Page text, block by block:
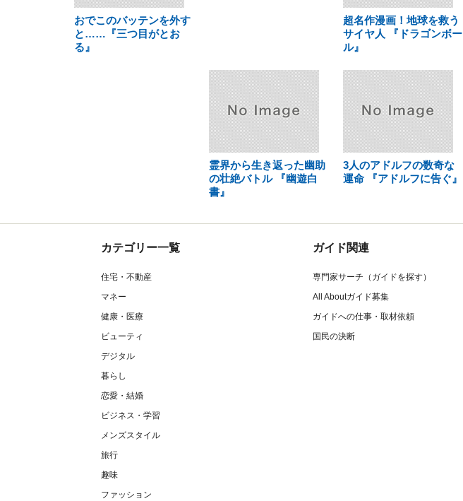
おでこのバッテンを外す
と……『三つ目がとお
る』
超名作漫画！地球を救う
サイヤ人 『ドラゴンボー
ル』
霊界から生き返った幽助
の壮絶バトル 『幽遊白
書』
3人のアドルフの数奇な
運命 『アドルフに告ぐ』
カテゴリー一覧
住宅・不動産
マネー
健康・医療
ビューティ
デジタル
暮らし
恋愛・結婚
ビジネス・学習
メンズスタイル
旅行
趣味
ファッション
ガイド関連
専門家サーチ（ガイドを探す）
All Aboutガイド募集
ガイドへの仕事・取材依頼
国民の決断